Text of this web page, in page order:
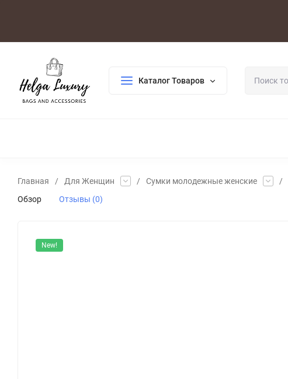
Каталог Товаров
Главная / Для Женщин / Сумки молодежные женские /
Обзор
Отзывы (0)
New!